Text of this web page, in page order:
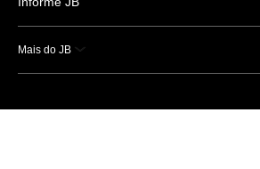
Mais do JB
Esportes